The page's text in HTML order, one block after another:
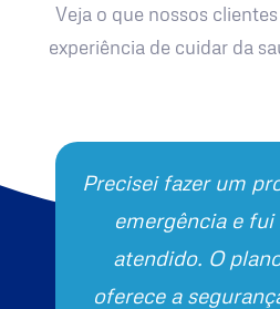
Veja o que nossos
experiência de cuidar da
Precisei fazer um
emergência e
atendido. O
oferece a